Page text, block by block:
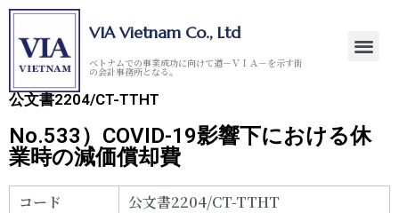
VIA Vietnam Co., Ltd
ベトナムでの事業成功に向けて道－ＶＩＡ－を示す街
の会計事務所となる。
公文書2204/CT-TTHT
No.533）COVID-19影響下における休
業時の減価償却費
コード 公文書2204/CT-TTHT